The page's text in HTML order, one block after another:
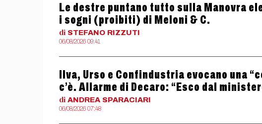
Le destre puntano tutto sulla Manovra
i sogni (proibiti) di Meloni & C.
di STEFANO RIZZUTI
06/08/2026 09:41
Ilva, Urso e Confindustria evocano una
c’è. Allarme di Decaro: “Esco dal
di ANDREA SPARACIARI
06/08/2026 07:48